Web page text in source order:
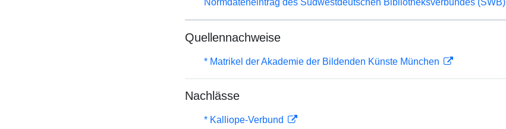
Normdateneintrag des Südwestdeutschen Bibliotheksverbundes (SWB)
Quellennachweise
* Matrikel der Akademie der Bildenden Künste München
Nachlässe
* Kalliope-Verbund